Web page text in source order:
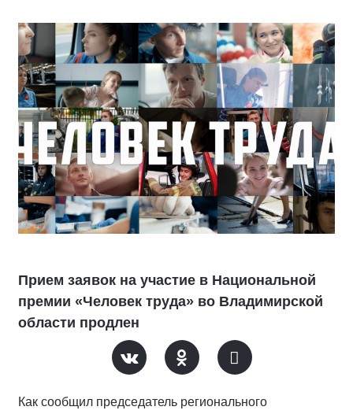
Прием заявок на участие в Национальной
премии «Человек труда» во Владимирской
области продлен
Как сообщил председатель регионального